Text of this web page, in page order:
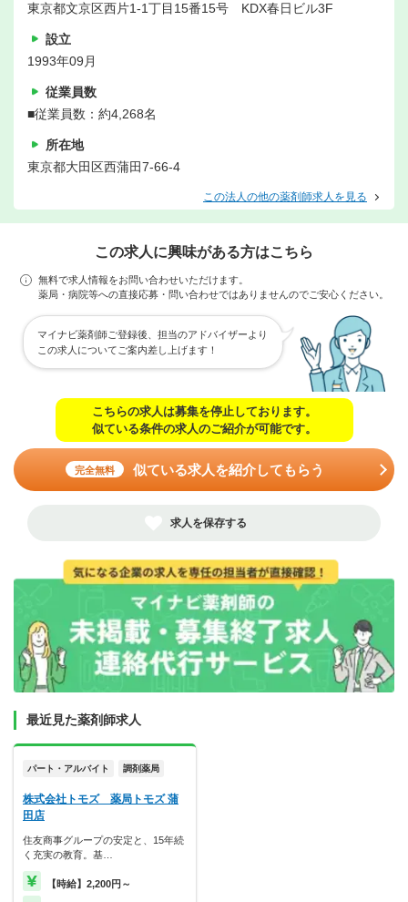
東京都文京区西片1-1丁目15番15号 KDX春日ビル3F
設立
1993年09月
従業員数
■従業員数：約4,268名
所在地
東京都大田区西蒲田7-66-4
この法人の他の薬剤師求人を見る
この求人に興味がある方はこちら
無料で求人情報をお問い合わせいただけます。
薬局・病院等への直接応募・問い合わせではありませんのでご安心ください。
マイナビ薬剤師ご登録後、担当のアドバイザーより
この求人についてご案内差し上げます！
こちらの求人は募集を停止しております。
似ている条件の求人のご紹介が可能です。
完全無料 似ている求人を紹介してもらう
求人を保存する
最近見た薬剤師求人
パート・アルバイト 調剤薬局
株式会社トモズ 薬局トモズ 蒲
田店
住友商事グループの安定と、15年続
く充実の教育。基…
【時給】2,200円～